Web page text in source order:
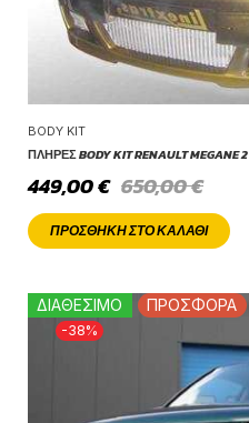
BODY KIT
ΠΛΉΡΕΣ BODY KIT RENAULT MEGANE 2
650,00€
449,00€
ΠΡΟΣΘΉΚΗ ΣΤΟ ΚΑΛΆΘΙ
-38%
ΔΙΑΘΕΣΙΜΟ ΠΡΟΣΦΟΡΑ